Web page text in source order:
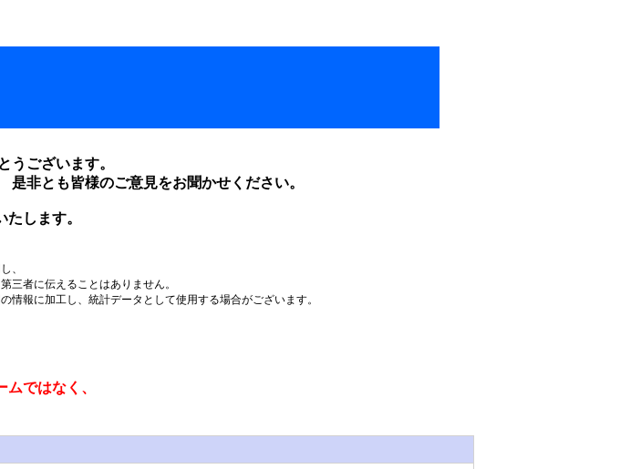
うございます。
非とも皆様のご意見をお聞かせください。
します。
、
三者に伝えることはありません。
報に加工し、統計データとして使用する場合がございます。
ではなく、